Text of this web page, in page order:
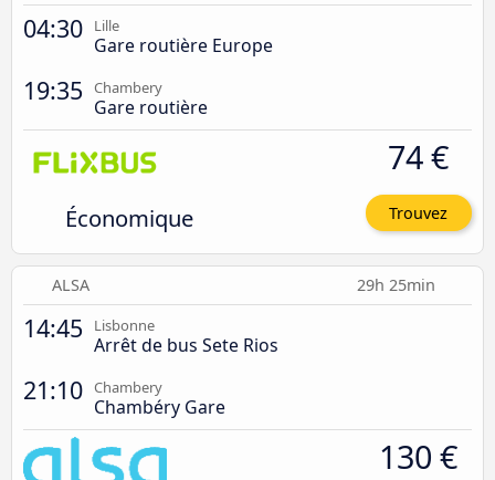
04:30 Lille
Gare routière Europe
19:35 Chambery
Gare routière
Économique
74 €
Trouvez
ALSA 29h 25min
14:45 Lisbonne
Arrêt de bus Sete Rios
21:10 Chambery
Chambéry Gare
130 €